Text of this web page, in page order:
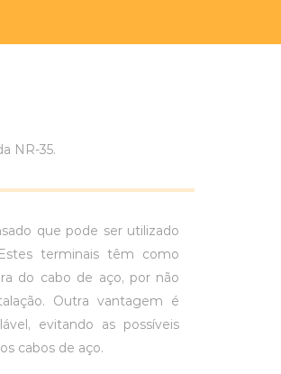
NR-35.
que pode ser utilizado
terminais têm como
do cabo de aço, por não
Outra vantagem é
evitando as possíveis
cabos de aço.